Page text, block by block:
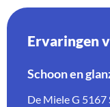
Ervaringen
Schoon en
De Miele G 5167